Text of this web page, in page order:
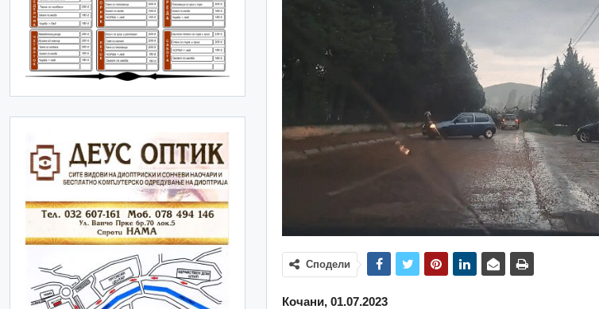
Сподели
Кочани, 01.07.2023